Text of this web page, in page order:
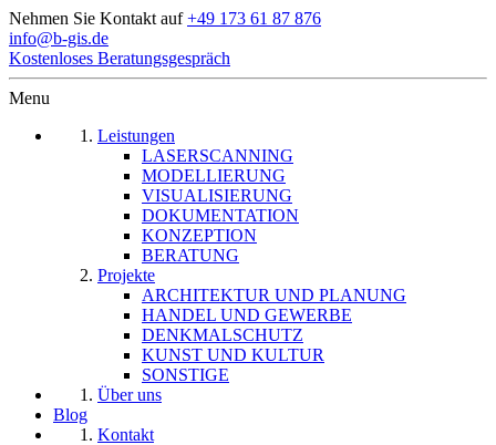
Nehmen Sie Kontakt auf+49 173 61 87 876
info@b-gis.de
Kostenloses Beratungsgespräch
Menu
Leistungen
LASERSCANNING
MODELLIERUNG
VISUALISIERUNG
DOKUMENTATION
KONZEPTION
BERATUNG
Projekte
ARCHITEKTUR UND PLANUNG
HANDEL UND GEWERBE
DENKMALSCHUTZ
KUNST UND KULTUR
SONSTIGE
Über uns
Blog
Kontakt